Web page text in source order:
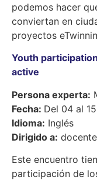
podemos hacer
conviertan en
proyectos
Youth
active
Persona experta:
Fecha: Del 04 al
Idioma: Inglés
Dirigido a:
Este encuentro
participación de